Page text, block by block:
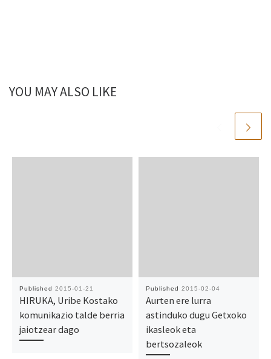
YOU MAY ALSO LIKE
Published 2015-01-21
HIRUKA, Uribe Kostako
komunikazio talde berria
jaiotzear dago
Published 2015-02-04
Aurten ere lurra
astinduko dugu Getxoko
ikasleok eta
bertsozaleok